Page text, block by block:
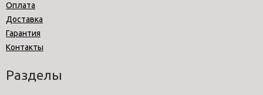
Оплата
Доставка
Гарантия
Контакты
Разделы